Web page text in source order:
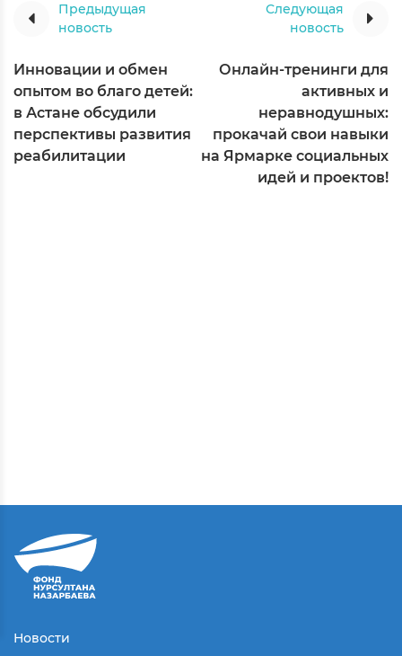
Предыдущая
новость
Инновации и обмен
опытом во благо детей:
в Астане обсудили
перспективы развития
реабилитации
Следующая
новость
Онлайн-тренинги для
активных и
неравнодушных:
прокачай свои навыки
на Ярмарке социальных
идей и проектов!
Новости